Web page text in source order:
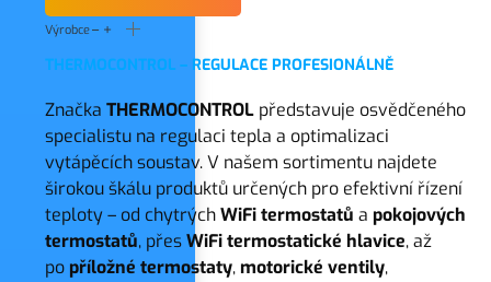
Výrobce
THERMOCONTROL – REGULACE PROFESIONÁLNĚ
ZnačkaTHERMOCONTROL představuje osvědčeného
specialistu na regulaci tepla a optimalizaci
vytápěcích soustav. V našem sortimentu najdete
širokou škálu produktů určených pro efektivní řízení
teploty – od chytrýchWiFi termostatů a pokojových
termostatů, přesWiFi termostatické hlavice, až
po příložné termostaty, motorické ventily,